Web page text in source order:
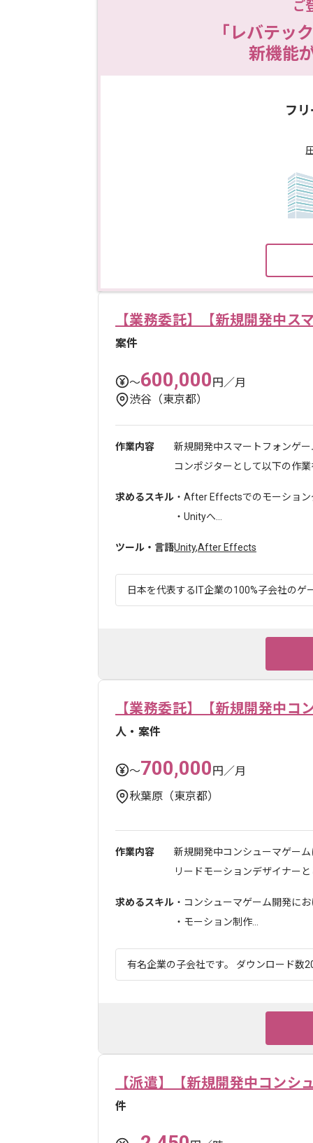
ご
「レバテッ
新機能
フ
【業務委託】【新規開発中ス
案件
〜600,000円／月
渋谷（東京都）
作業内容
新規開発中スマートフォンゲ
コンポジターとして以下の作業
求めるスキル ・After Effectsでのモーショ
・Unityへ...
ツール・言語Unity,After Effects
日本を代表するIT企業の100%子会社のゲ
【業務委託】【新規開発中
人・案件
〜700,000円／月
秋葉原（東京都）
作業内容
新規開発中コンシューマゲー
リードモーションデザイナー
求めるスキル ・コンシューマゲーム開発に
・モーション制作...
有名企業の子会社です。 ダウンロード数
【派遣】【新規開発中コンシ
件